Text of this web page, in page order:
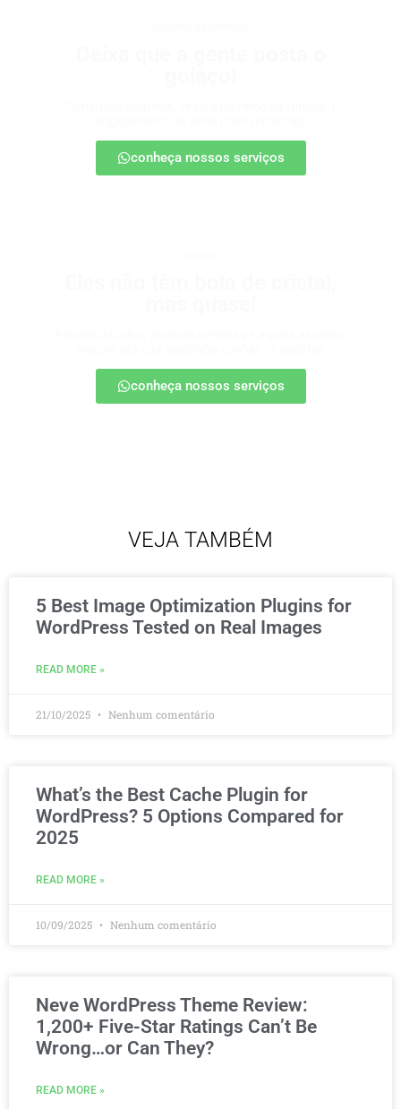
conheça nossos serviços
conheça nossos serviços
VEJA TAMBÉM
5 Best Image Optimization Plugins for
WordPress Tested on Real Images
READ MORE »
21/10/2025 Nenhum comentário
What’s the Best Cache Plugin for
WordPress? 5 Options Compared for
2025
READ MORE »
10/09/2025 Nenhum comentário
Neve WordPress Theme Review:
1,200+ Five-Star Ratings Can’t Be
Wrong…or Can They?
READ MORE »